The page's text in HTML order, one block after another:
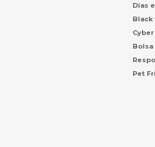
Días
Black
Pet